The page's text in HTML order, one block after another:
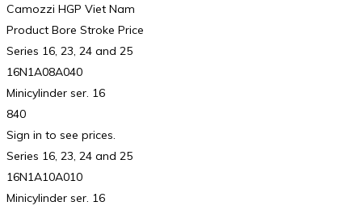
Camozzi HGP Viet Nam
Product Bore Stroke Price
Series 16, 23, 24 and 25
16N1A08A040
Minicylinder ser. 16
840
Sign in to see prices.
Series 16, 23, 24 and 25
16N1A10A010
Minicylinder ser. 16